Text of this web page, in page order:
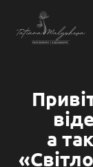
а